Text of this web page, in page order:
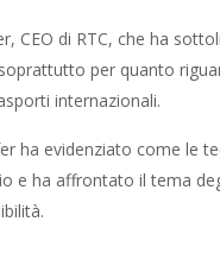
CEO di RTC, che ha
per quanto
internazionali.
ha evidenziato come le
e ha affrontato il tema